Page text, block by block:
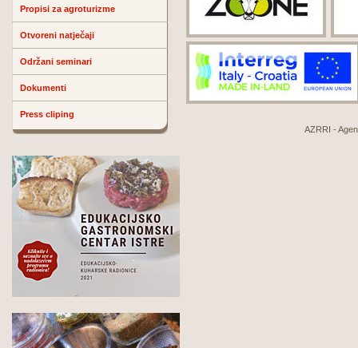
Propisi za agroturizme
Otvoreni natječaji
Održani seminari
Dokumenti
Press cliping
AZRRI -